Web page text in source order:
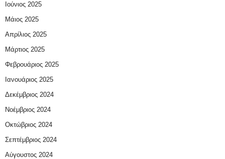
Ιούνιος 2025
Μάιος 2025
Απρίλιος 2025
Μάρτιος 2025
Φεβρουάριος 2025
Ιανουάριος 2025
Δεκέμβριος 2024
Νοέμβριος 2024
Οκτώβριος 2024
Σεπτέμβριος 2024
Αύγουστος 2024